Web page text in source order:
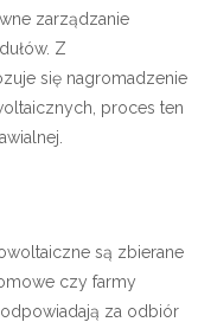
zarządzanie
Z
się nagromadzenie
proces ten
są zbierane
czy farmy
za odbiór